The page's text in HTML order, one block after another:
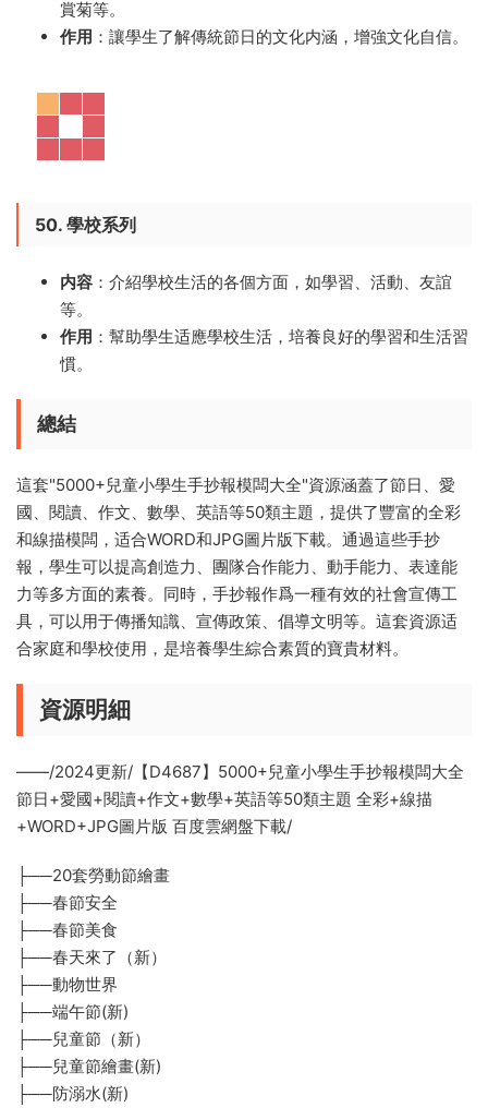
賞菊等。
作用 ：讓學生了解傳統節日的文化内涵，增強文化自信。
50. 學校系列
内容 ：介紹學校生活的各個方面，如學習、活動、友誼
等。
作用 ：幫助學生适應學校生活，培養良好的學習和生活習
慣。
總結
這套"5000+兒童小學生手抄報模闆大全"資源涵蓋了節日、愛
國、閱讀、作文、數學、英語等50類主題，提供了豐富的全彩
和線描模闆，适合WORD和JPG圖片版下載。通過這些手抄
報，學生可以提高創造力、團隊合作能力、動手能力、表達能
力等多方面的素養。同時，手抄報作爲一種有效的社會宣傳工
具，可以用于傳播知識、宣傳政策、倡導文明等。這套資源适
合家庭和學校使用，是培養學生綜合素質的寶貴材料。
資源明細
——/2024更新/【D4687】5000+兒童小學生手抄報模闆大全
節日+愛國+閱讀+作文+數學+英語等50類主題 全彩+線描
+WORD+JPG圖片版 百度雲網盤下載/
├──20套勞動節繪畫
├──春節安全
├──春節美食
├──春天來了（新）
├──動物世界
├──端午節(新)
├──兒童節（新）
├──兒童節繪畫(新)
├──防溺水(新)